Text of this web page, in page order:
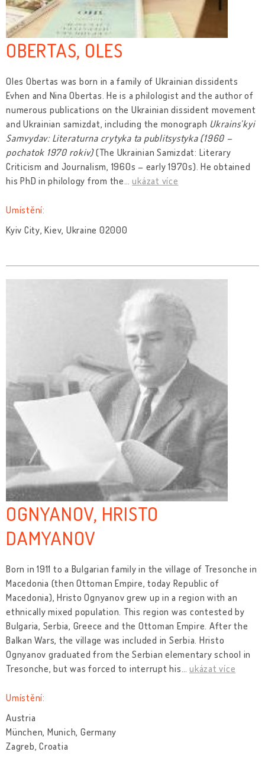
OBERTAS, OLES
Oles Obertas was born in a family of Ukrainian dissidents
Evhen and Nina Obertas. He is a philologist and the author of
numerous publications on the Ukrainian dissident movement
and Ukrainian samizdat, including the monograph Ukrains’kyi
Samvydav: Literaturna crytyka ta publitsystyka (1960 –
pochatok 1970 rokiv)(The Ukrainian Samizdat: Literary
Criticism and Journalism, 1960s – early 1970s). He obtained
his PhD in philology from the…ukázat více
Umístění:
Kyiv City, Kiev, Ukraine 02000
OGNYANOV, HRISTO
DAMYANOV
Born in 1911 to a Bulgarian family in the village of Tresonche in
Macedonia (then Ottoman Empire, today Republic of
Macedonia), Hristo Ognyanov grew up in a region with an
ethnically mixed population. This region was contested by
Bulgaria, Serbia, Greece and the Ottoman Empire. After the
Balkan Wars, the village was included in Serbia. Hristo
Ognyanov graduated from the Serbian elementary school in
Tresonche, but was forced to interrupt his… ukázat více
Umístění:
Austria
München, Munich, Germany
Zagreb, Croatia